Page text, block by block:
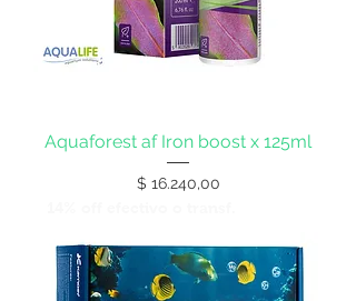
Aquaforest af Iron boost x 125ml
Precio
$ 16.240,00